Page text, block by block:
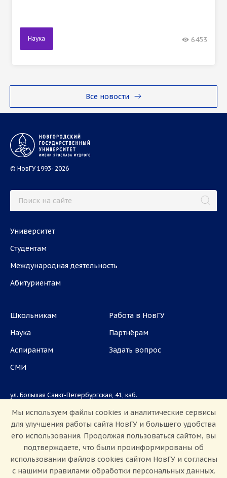
Все новости
Наука 6453
© НовГУ 1993- 2026
Университет
Студентам
Международная деятельность
Абитуриентам
Школьникам
Наука
Аспирантам
СМИ
Работа в НовГУ
Партнёрам
Задать вопрос
ул. Большая Санкт-Петербургская, 41, каб.
Приемная комиссия: +7(8162)33-20-44
Мы используем файлы cookies и аналитические сервисы
для улучшения работы сайта НовГУ и большего удобства
его использования. Продолжая пользоваться сайтом, вы
подтверждаете, что были проинформированы об
использовании файлов cookies сайтом НовГУ и согласны
с нашими правилами обработки персональных данных.